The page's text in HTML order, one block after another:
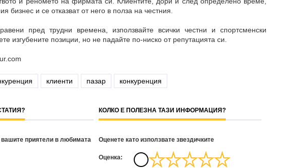
бизнес и се отказват от него в полза на честния.
пред трудни времена, използвайте всички честни и спортсменски
изгубените позиции, но не падайте по-ниско от репутацията си.
клиенти пазар конкуренция
вашите приятели в любимата
КОЛКО Е ПОЛЕЗНА ТАЗИ ИНФОРМАЦИЯ?
Оценете като използвате звездичките
Oценка: